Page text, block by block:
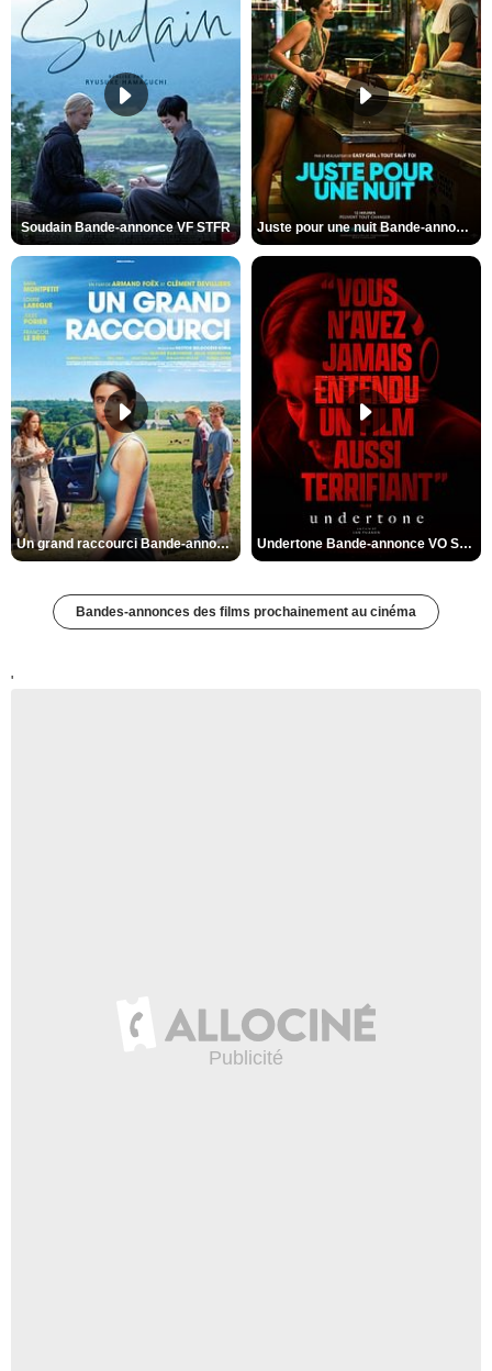
Soudain Bande-annonce VF STFR Juste pour une nuit Bande-annonce VO STFR
Un grand raccourci Bande-annonce VF Undertone Bande-annonce VO STFR
Bandes-annonces des films prochainement au cinéma
'